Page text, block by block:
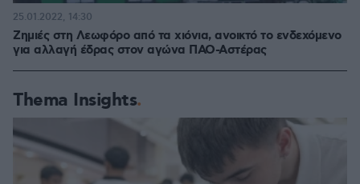
Ζημιές στη Λεωφόρο από τα χιόνια, ανοικτό το ενδεχόμενο
για αλλαγή έδρας στον αγώνα ΠΑΟ-Αστέρας
25.01.2022, 14:30
Thema Insights